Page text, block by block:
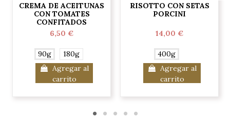
CREMA DE ACEITUNAS
CON TOMATES
CONFITADOS
6,50 €
90g
180g
Agregar al
carrito
RISOTTO CON SETAS
PORCINI
14,00 €
400g
Agregar al
carrito